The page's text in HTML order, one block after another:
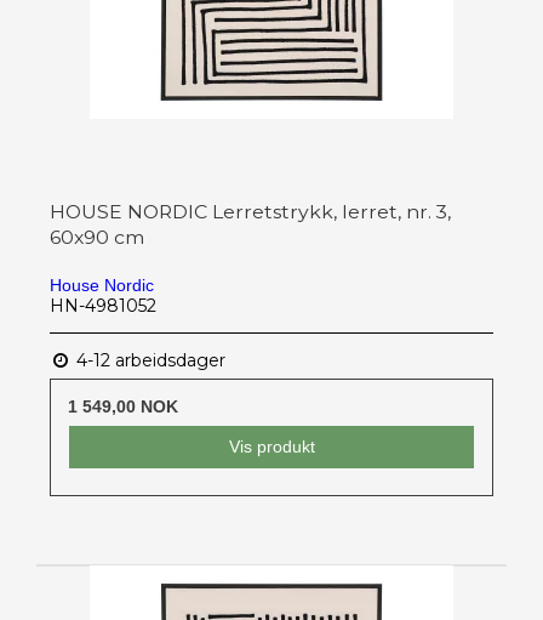
HOUSE NORDIC Lerretstrykk, lerret, nr. 3,
60x90 cm
House Nordic
HN-4981052
4-12 arbeidsdager
1 549,00 NOK
Vis produkt